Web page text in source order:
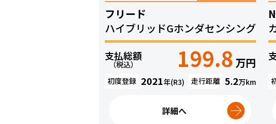
フリード
ハイブリッドGホンダセンシング
支払総額
（税込） 199.8 万円
初度登録 2021年(R3) 走行距離 5.2万km
詳細へ